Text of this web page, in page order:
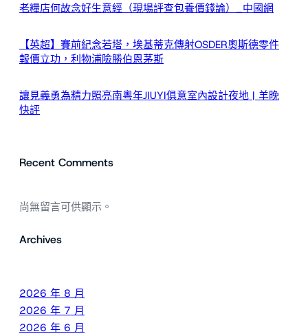
老糧店何故念好生意經（現場評查包養價錢論）_中國網
【英超】賽前紀念若塔，埃基蒂克傳射OSDER奧斯德零件
報價立功，利物浦險勝伯恩茅斯
讓見義勇為精力照亮南粵年JIUYI俱意室內設計夜地 | 羊晚
快評
Recent Comments
尚無留言可供顯示。
Archives
2026 年 8 月
2026 年 7 月
2026 年 6 月